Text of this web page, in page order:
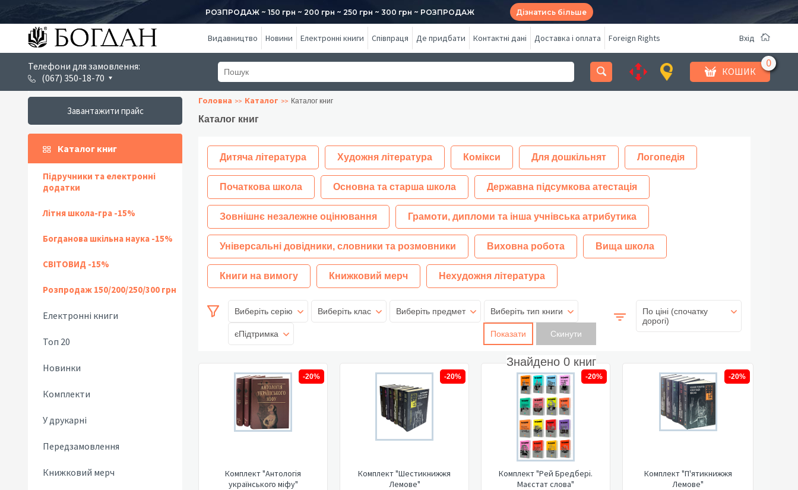
РОЗПРОДАЖ ~ 150 грн ~ 200 грн ~ 250 грн ~ 300 грн ~ РОЗПРОДАЖ Дізнатись більше
Видавництво Новини Електронні книги Співпраця Де придбати Контактні дані Доставка і оплата Foreign Rights Вхід
Телефони для замовлення:
(067) 350-18-70
КОШИК
Завантажити прайс
Каталог книг
Підручники та електронні
додатки
Літня школа-гра -15%
Богданова шкільна наука -15%
СВІТОВИД -15%
Розпродаж 150/200/250/300 грн
Електронні книги
Топ 20
Новинки
Комплекти
У друкарні
Передзамовлення
Книжковий мерч
Головна Каталог Каталог книг
Каталог книг
Дитяча література Художня література Комікси Для дошкільнят Логопедія
Початкова школа Основна та старша школа Державна підсумкова атестація
Зовнішнє незалежне оцінювання Грамоти, дипломи та інша учнівська атрибутика
Універсальні довідники, словники та розмовники Виховна робота Вища школа
Книги на вимогу Книжковий мерч Нехудожня література
Виберіть серію Виберіть клас Виберіть предмет Виберіть тип книги
єПідтримка Показати
Знайдено 0 книг
По ціні (спочатку
дорогі)
-20%
Комплект "Антологія
українського міфу"
-20%
Комплект "Шестикнижжя
Лемове"
-20%
Комплект "Рей Бредбері.
Маєстат слова"
-20%
Комплект "П'ятикнижжя
Лемове"